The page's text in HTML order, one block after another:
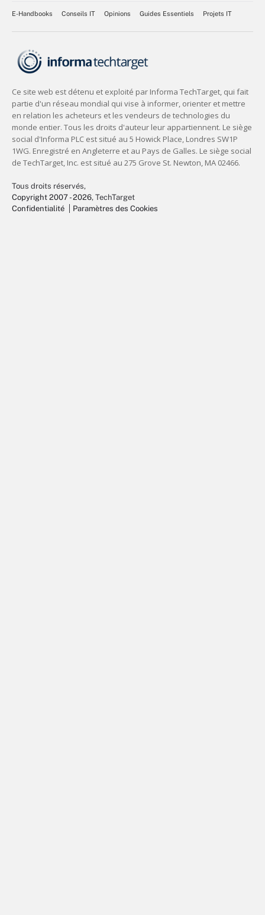
E-Handbooks Conseils IT Opinions Guides Essentiels Projets IT
Tous droits réservés,
Copyright 2007 - 2026, TechTarget
Confidentialité
Paramètres des Cookies